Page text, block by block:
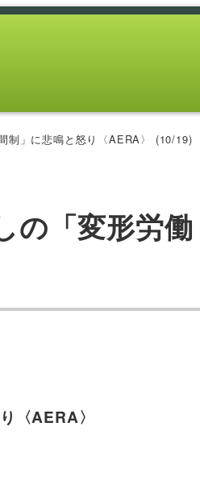
制」に悲鳴と怒り〈AERA〉 (10/19)
の「変形労働
〈AERA〉